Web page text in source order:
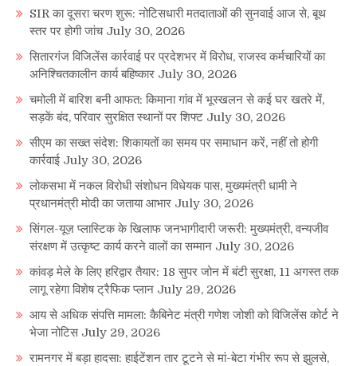
SIR का दूसरा चरण शुरू: नोटिसधारी मतदाताओं की सुनवाई आज से, बूथ
स्तर पर होगी जांच July 30, 2026
सितारगंज विजिलेंस कार्रवाई पर प्रदेशभर में विरोध, राजस्व कर्मचारियों का
अनिश्चितकालीन कार्य बहिष्कार July 30, 2026
चमोली में बारिश बनी आफत: किमाना गांव में भूस्खलन से कई घर खतरे में,
सड़कें बंद, परिवार सुरक्षित स्थानों पर शिफ्ट July 30, 2026
सीएम का सख्त संदेश: शिकायतों का समय पर समाधान करें, नहीं तो होगी
कार्रवाई July 30, 2026
लोकसभा में नकल विरोधी संशोधन विधेयक पास, मुख्यमंत्री धामी ने
प्रधानमंत्री मोदी का जताया आभार July 30, 2026
सिंगल-यूज़ प्लास्टिक के खिलाफ जनभागीदारी जरूरी: मुख्यमंत्री, वन्यजीव
संरक्षण में उत्कृष्ट कार्य करने वालों का सम्मान July 30, 2026
कांवड़ मेले के लिए हरिद्वार तैयार: 18 सुपर जोन में बंटी सुरक्षा, 11 अगस्त तक
लागू रहेगा विशेष ट्रैफिक प्लान July 29, 2026
आय से अधिक संपत्ति मामला: कैबिनेट मंत्री गणेश जोशी को विजिलेंस कोर्ट ने
भेजा नोटिस July 29, 2026
रामनगर में बड़ा हादसा: हाईटेंशन तार टूटने से मां-बेटा गंभीर रूप से झुलसे,